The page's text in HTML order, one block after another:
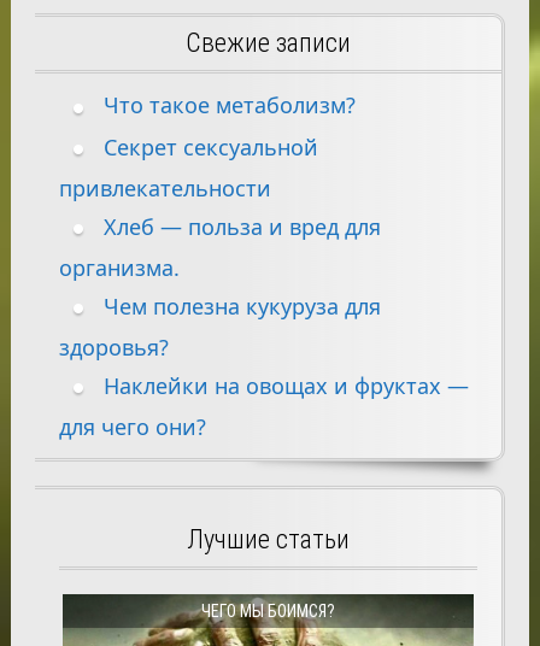
Свежие записи
Что такое метаболизм?
Секрет сексуальной
привлекательности
Хлеб — польза и вред для
организма.
Чем полезна кукуруза для
здоровья?
Наклейки на овощах и фруктах —
для чего они?
Лучшие статьи
ЧЕГО МЫ БОИМСЯ?